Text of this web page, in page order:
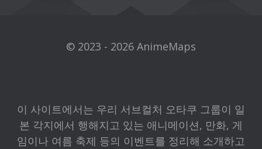
© 2023 - 2026 AnimeMaps
이 사이트에서는 우리 서브컬처 오타쿠 그룹이 일
본 각지에서 행해지고 있는 애니메이션, 만화, 게
임이나 여름 축제 등의 이벤트를 정리해 소개하고